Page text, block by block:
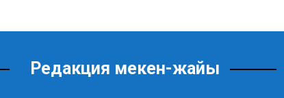
Редакция мекен-жайы